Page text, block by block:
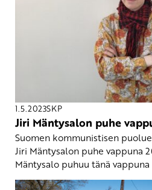
1.5.2023SKP
Jiri Mäntysalon puhe
Suomen kommunistisen
Jiri Mäntysalon puhe vappuna
Mäntysalo puhuu tänä